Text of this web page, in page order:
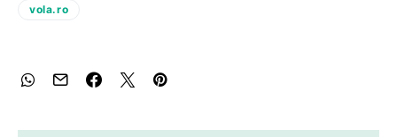
vola.ro